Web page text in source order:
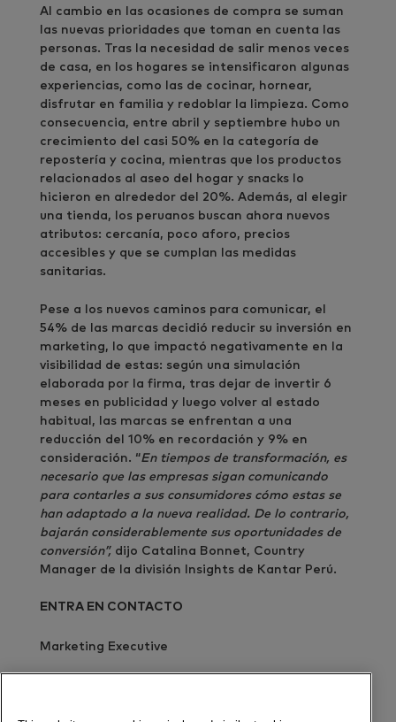
Al cambio en las ocasiones de compra se suman
las nuevas prioridades que toman en cuenta las
personas. Tras la necesidad de salir menos veces
de casa, en los hogares se intensificaron algunas
experiencias, como las de cocinar, hornear,
disfrutar en familia y redoblar la limpieza. Como
consecuencia, entre abril y septiembre hubo un
crecimiento del casi 50% en la categoría de
repostería y cocina, mientras que los productos
relacionados al aseo del hogar y snacks lo
hicieron en alrededor del 20%. Además, al elegir
una tienda, los peruanos buscan ahora nuevos
atributos: cercanía, poco aforo, precios
accesibles y que se cumplan las medidas
sanitarias.
Pese a los nuevos caminos para comunicar, el
54% de las marcas decidió reducir su inversión en
marketing, lo que impactó negativamente en la
visibilidad de estas: según una simulación
elaborada por la firma, tras dejar de invertir 6
meses en publicidad y luego volver al estado
habitual, las marcas se enfrentan a una
reducción del 10% en recordación y 9% en
consideración. “En tiempos de transformación, es
necesario que las empresas sigan comunicando
para contarles a sus consumidores cómo estas se
han adaptado a la nueva realidad. De lo contrario,
bajarán considerablemente sus oportunidades de
conversión”, dijo Catalina Bonnet, Country
Manager de la división Insights de Kantar Perú.
ENTRA EN CONTACTO
Marketing Executive